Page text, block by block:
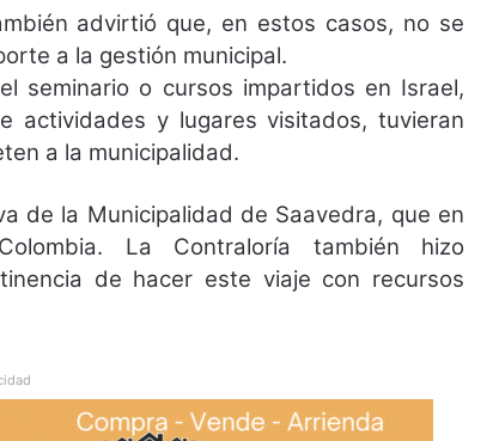
advirtió que, en estos casos, no se
a la gestión municipal.
seminario o cursos impartidos en Israel,
actividades y lugares visitados, tuvieran
a la municipalidad.
de la Municipalidad de Saavedra, que en
La Contraloría también hizo
de hacer este viaje con recursos